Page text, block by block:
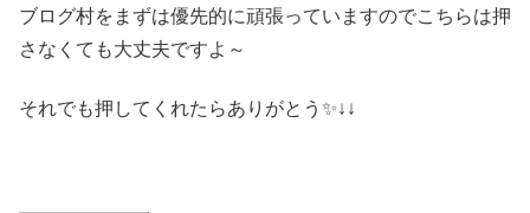
ブログ村をまずは優先的に頑張っていますのでこちらは押
さなくても大丈夫ですよ～
それでも押してくれたらありがとう✨↓↓